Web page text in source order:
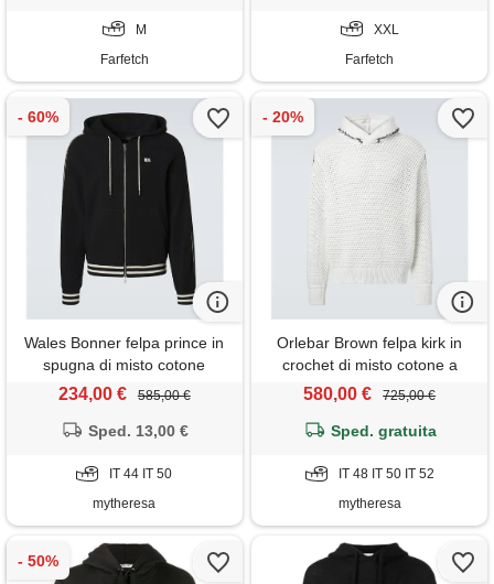
M
Farfetch
XXL
Farfetch
Wales Bonner felpa prince in
spugna di misto cotone
234,00 € 585,00 €
Sped. 13,00 €
IT 44 IT 50
mytheresa
Orlebar Brown felpa kirk in
crochet di misto cotone a
righe
580,00 € 725,00 €
Sped. gratuita
IT 48 IT 50 IT 52
mytheresa